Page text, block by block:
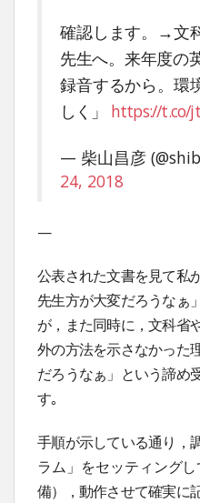
確認します。→文
先生へ。来年度の
録音するから。環
しく」 https://t.co/
— 柴山昌彦
24, 2018
—
公表された文書を見て私
先生方が大変だろうなぁ
が，また同時に，文科省
外の方法を示さなかった
だろうなぁ」という諦め
す｡
手順が示している通り，
ラム」をセッティング
備），動作させて確実に